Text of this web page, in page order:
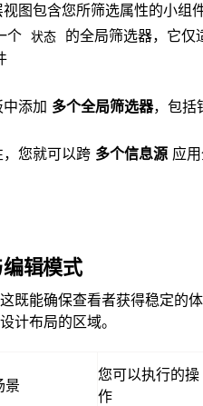
图包含您所筛选属性的小组
个 状态
的全局筛选器，它仅
添加 多个全局筛选器，包括
您就可以跨 多个信息源 应
辑模式
既能确保查看者获得稳定的
计布局的区域。
景
您可以执行的操
作